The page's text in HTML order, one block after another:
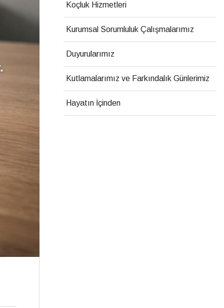
Koçluk Hizmetleri
Kurumsal Sorumluluk Çalışmalarımız
Duyurularımız
Kutlamalarımız ve Farkındalık Günlerimiz
Hayatın İçinden